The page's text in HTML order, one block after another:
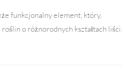
funkcjonalny element, który,
o różnorodnych kształtach liści.